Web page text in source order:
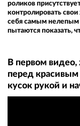
роликов
контролировать
себя самым нелепым
пытаются показать,
В первом
перед красивым
кусок рукой и